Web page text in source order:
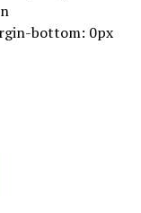
bottom: 0px